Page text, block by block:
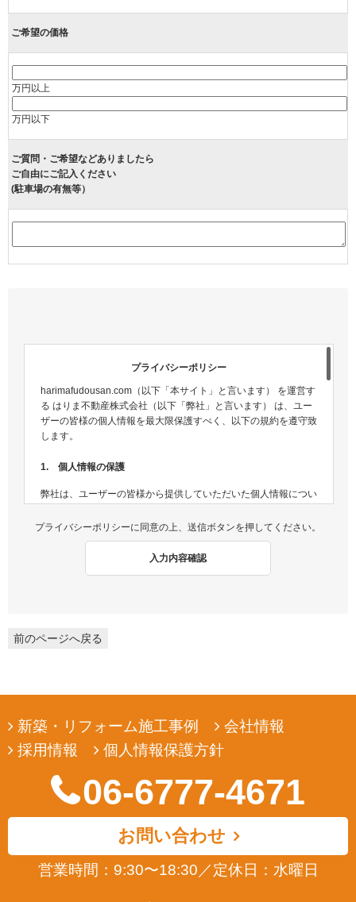
ご希望の価格
万円以上
万円以下
ご質問・ご希望などありましたら
ご自由にご記入ください
(駐車場の有無等）
プライバシーポリシー
harimafudousan.com（以下「本サイト」と言います） を運営す
る はりま不動産株式会社（以下「弊社」と言います） は、ユー
ザーの皆様の個人情報を最大限保護すべく、以下の規約を遵守致
します。
1. 個人情報の保護
弊社は、ユーザーの皆様から提供していただいた個人情報につい
ないよう、個人情報の適切な管理及び保護に努めます。
3. 個人情報の利用
4. 個人情報の開示
弊社は、ユーザーの皆様から提供していただいた個人情報を、正
当な理由のある場合を除き、その同意なくして第三者に開示若し
くは提供することはありません。また、その場合においても、正
当な理由がない限り、個人情報が第三者から更に開示、提供若し
くは漏洩されることのないよう努めます。
弊社は、ユーザーの皆様が提供された個人情報の確認、訂正など
プライバシーポリシーに同意の上、送信ボタンを押してください。
入力内容確認
前のページへ戻る
新築・リフォーム施工事例
会社情報
採用情報
個人情報保護方針
06-6777-4671
お問い合わせ
営業時間：9:30〜18:30 ／定休日：水曜日